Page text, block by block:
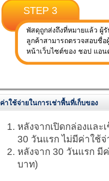
STEP 3
พัสดุถูกส่งถึงที่หมายแล้ว ผู้
ลูกค้าสามารถตรวจสอบชื่อ
หน้าเว็บไซต์ของ ชอป แอน
ค่าใช้จ่ายในการเช่าพื้นที่เก็บของ
หลังจากเปิดกล่องแล
30 วันแรก ไม่มีค่าใช้จ่
หลังจาก 30 วันแรก มี
บาท)